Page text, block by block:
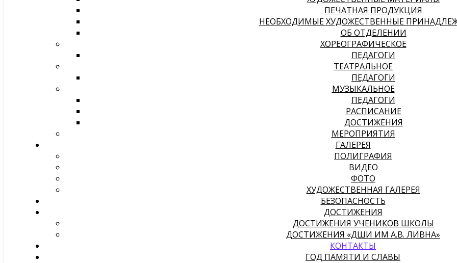
ПЕЧАТНАЯ ПРОДУКЦИЯ
НЕОБХОДИМЫЕ ХУДОЖЕСТВЕННЫЕ
ОБ ОТДЕЛЕНИИ
ХОРЕОГРАФИЧЕСКОЕ
ПЕДАГОГИ
ТЕАТРАЛЬНОЕ
ПЕДАГОГИ
МУЗЫКАЛЬНОЕ
ПЕДАГОГИ
РАСПИСАНИЕ
ДОСТИЖЕНИЯ
МЕРОПРИЯТИЯ
ГАЛЕРЕЯ
ПОЛИГРАФИЯ
ВИДЕО
ФОТО
ХУДОЖЕСТВЕННАЯ ГАЛЕРЕЯ
БЕЗОПАСНОСТЬ
ДОСТИЖЕНИЯ
ДОСТИЖЕНИЯ УЧЕНИКОВ ШКОЛЫ
ДОСТИЖЕНИЯ «ДШИ ИМ А.В. ЛИВНА»
КОНТАКТЫ
ГОД ПАМЯТИ И СЛАВЫ